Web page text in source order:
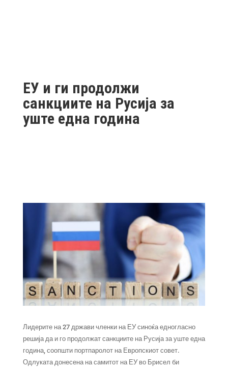
ЕУ и ги продолжи
санкциите на Русија за
уште една година
Лидерите на 27 држави членки на ЕУ синоќа едногласно
решија да и го продолжат санкциите на Русија за уште една
година, соопшти портпаролот на Европскиот совет.
Одлуката донесена на самитот на ЕУ во Брисел би